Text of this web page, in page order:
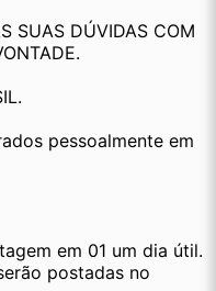
SUAS DÚVIDAS COM
pessoalmente em
em 01 um dia útil.
postadas no